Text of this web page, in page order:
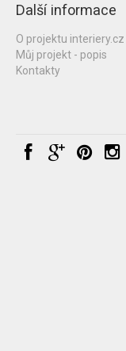
Další informace
O projektu interiery.cz
Můj projekt - popis
Kontakty